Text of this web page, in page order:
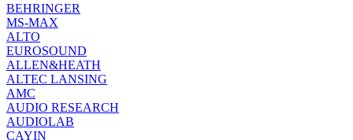
BEHRINGER
MS-MAX
ALTO
EUROSOUND
ALLEN&HEATH
ALTEC LANSING
AMC
AUDIO RESEARCH
AUDIOLAB
CAYIN